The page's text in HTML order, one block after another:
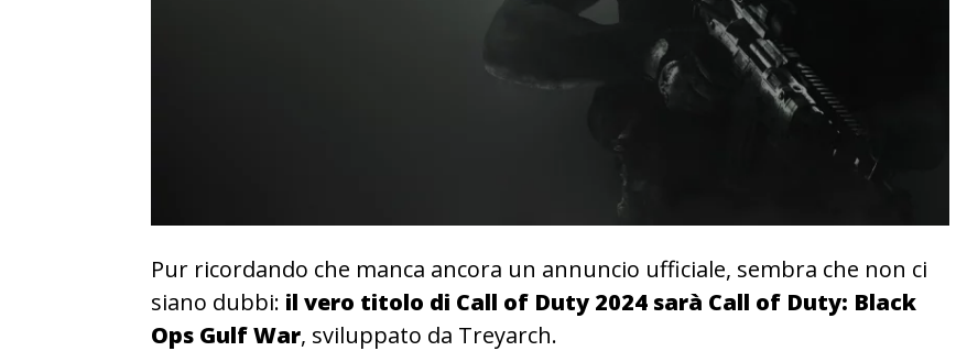
Pur ricordando che manca ancora un annuncio ufficiale, sembra che non ci
siano dubbi: il vero titolo di Call of Duty 2024 sarà Call of Duty: Black
Ops Gulf War, sviluppato da Treyarch.